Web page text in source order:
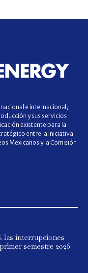
e internacional;
y sus servicios
existente para la
entre la iniciativa
Mexicanos y la Comisión
las interrupciones
semestre 2026